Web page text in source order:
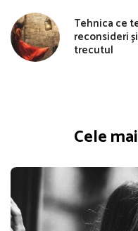
Tehnica ce
reconsideri
trecutul
Cele